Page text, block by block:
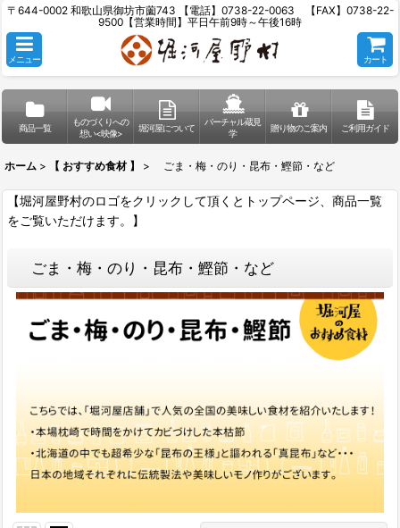
〒644-0002 和歌山県御坊市薗743 【電話】0738-22-0063 【FAX】0738-22-
9500【営業時間】平日午前9時～午後16時
メニュー カート
商品一覧
ものづくりへの
想い<映像>
堀河屋について
バーチャル蔵見
学
贈り物のご案内 ご利用ガイド
ホーム > 【 おすすめ食材 】 > ごま・梅・のり・昆布・鰹節・など
【堀河屋野村のロゴをクリックして頂くとトップページ、商品一覧
をご覧いただけます。】
ごま・梅・のり・昆布・鰹節・など